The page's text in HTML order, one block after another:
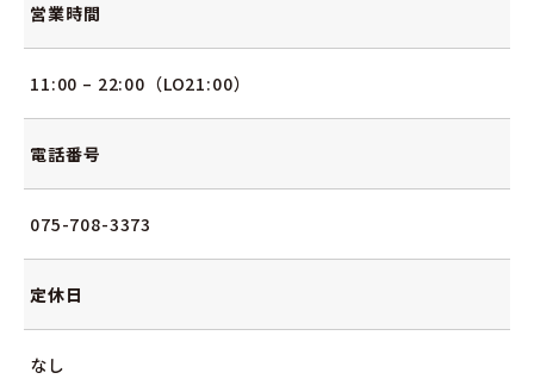
営業時間
11:00 – 22:00（LO21:00）
電話番号
075-708-3373
定休日
なし